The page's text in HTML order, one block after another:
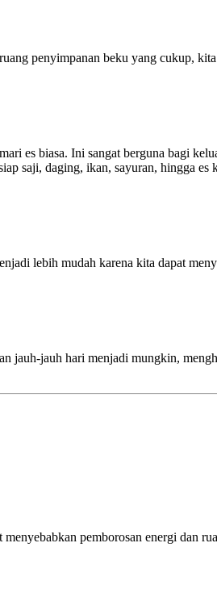
penyimpanan beku yang cukup,
es biasa. Ini sangat berguna bagi
saji, daging, ikan, sayuran, hingga es
lebih mudah karena kita dapat
jauh-jauh hari menjadi mungkin,
pemborosan energi dan